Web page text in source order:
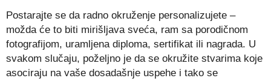
Postarajte se da radno okruženje personalizujete –
možda će to biti mirišljava sveća, ram sa porodičnom
fotografijom, uramljena diploma, sertifikat ili nagrada. U
svakom slučaju, poželjno je da se okružite stvarima koje
asociraju na vaše dosadašnje uspehe i tako se